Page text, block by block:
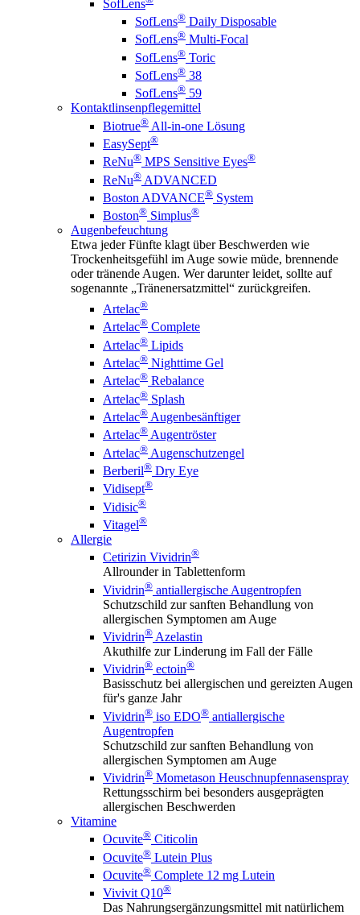
SofLens
SofLens® Daily Disposable
SofLens® Multi-Focal
SofLens® Toric
SofLens® 38
SofLens® 59
Kontaktlinsenpflegemittel
Biotrue® All-in-one Lösung
EasySept®
ReNu® MPS Sensitive Eyes®
ReNu® ADVANCED
Boston ADVANCE® System
Boston® Simplus®
Augenbefeuchtung
Etwa jeder Fünfte klagt über Beschwerden wie
Trockenheitsgefühl im Auge sowie müde, brennende
oder tränende Augen. Wer darunter leidet, sollte auf
sogenannte „Tränenersatzmittel“ zurückgreifen.
Artelac®
Artelac® Complete
Artelac® Lipids
Artelac® Nighttime Gel
Artelac® Rebalance
Artelac® Splash
Artelac® Augenbesänftiger
Artelac® Augentröster
Artelac® Augenschutzengel
Berberil® Dry Eye
Vidisept®
Vidisic®
Vitagel®
Allergie
Cetirizin Vividrin®
Allrounder in Tablettenform
Vividrin® antiallergische Augentropfen
Schutzschild zur sanften Behandlung von
allergischen Symptomen am Auge
Vividrin® Azelastin
Akuthilfe zur Linderung im Fall der Fälle
Vividrin® ectoin®
Basisschutz bei allergischen und gereizten Augen
für's ganze Jahr
Vividrin® iso EDO® antiallergische
Augentropfen
Schutzschild zur sanften Behandlung von
allergischen Symptomen am Auge
Vividrin® Mometason Heuschnupfennasenspray
Rettungsschirm bei besonders ausgeprägten
allergischen Beschwerden
Vitamine
Ocuvite® Citicolin
Ocuvite® Lutein Plus
Ocuvite® Complete 12 mg Lutein
Vivivit Q10®
Das Nahrungsergänzungsmittel mit natürlichem